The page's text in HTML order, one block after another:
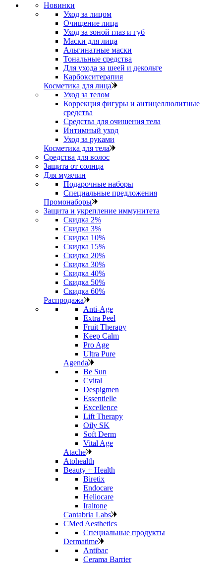
Новинки
Уход за лицом
Очищение лица
Уход за зоной глаз и губ
Маски для лица
Альгинатные маски
Тональные средства
Для ухода за шеей и декольте
Карбокситерапия
Косметика для лица
Уход за телом
Коррекция фигуры и антицеллюлитные
средства
Средства для очищения тела
Интимный уход
Уход за руками
Косметика для тела
Средства для волос
Защита от солнца
Для мужчин
Подарочные наборы
Специальные предложения
Промонаборы
Защита и укрепление иммунитета
Скидка 2%
Скидка 3%
Скидка 10%
Скидка 15%
Скидка 20%
Скидка 30%
Скидка 40%
Скидка 50%
Скидка 60%
Распродажа
Anti‑Age
Extra Peel
Fruit Therapy
Keep Calm
Pro Age
Ultra Pure
Agenda
Be Sun
Cvital
Despigmen
Essentielle
Excellence
Lift Therapy
Oily SK
Soft Derm
Vital Age
Atache
Atohealth
Beauty + Health
Biretix
Endocare
Heliocare
Iraltone
Cantabria Labs
CMed Aesthetics
Специальные продукты
Dermatime
Antibac
Cerama Barrier